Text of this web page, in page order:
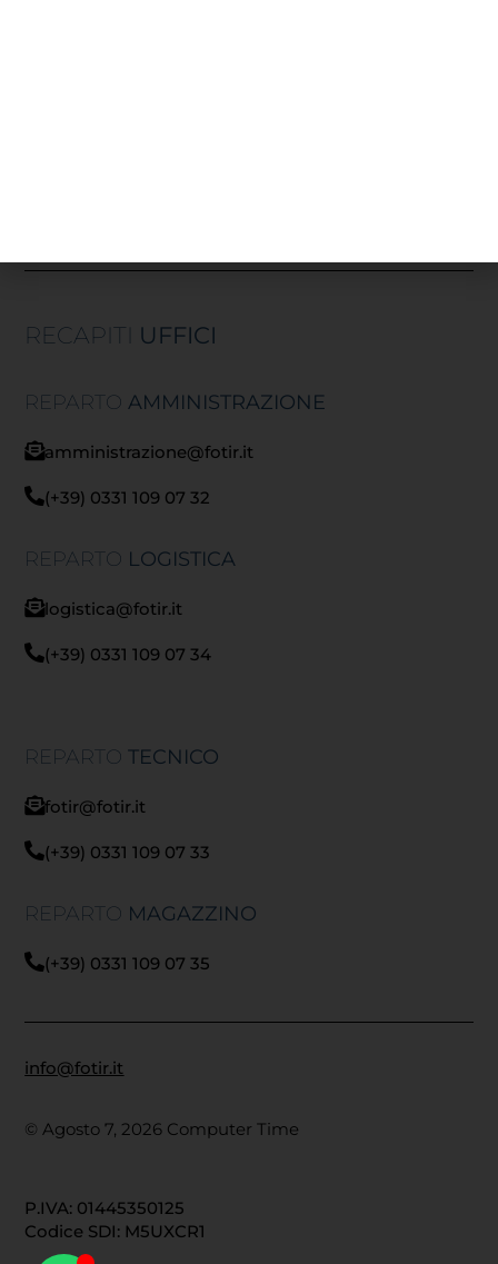
RECAPITI UFFICI
REPARTOAMMINISTRAZIONE
amministrazione@fotir.it
(+39) 0331 109 07 32
REPARTO LOGISTICA
logistica@fotir.it
(+39) 0331 109 07 34
REPARTOTECNICO
fotir@fotir.it
(+39) 0331 109 07 33
REPARTO MAGAZZINO
(+39) 0331 109 07 35
info@fotir.it
© Agosto 7, 2026 Computer Time
P.IVA: 01445350125
Codice SDI: M5UXCR1